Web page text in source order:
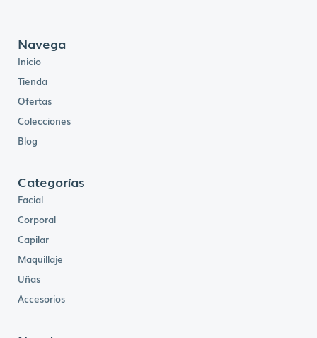
Navega
Inicio
Tienda
Ofertas
Colecciones
Blog
Categorías
Facial
Corporal
Capilar
Maquillaje
Uñas
Accesorios